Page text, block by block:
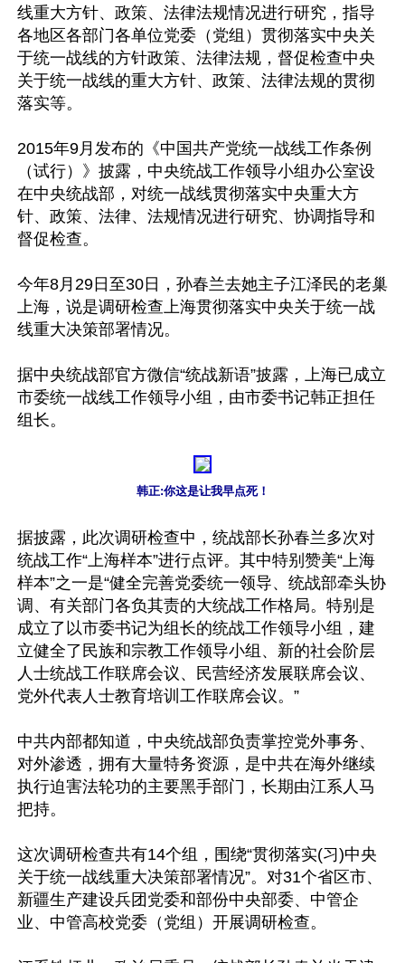
线重大方针、政策、法律法规情况进行研究，指导
各地区各部门各单位党委（党组）贯彻落实中央关
于统一战线的方针政策、法律法规，督促检查中央
关于统一战线的重大方针、政策、法律法规的贯彻
落实等。
2015年9月发布的《中国共产党统一战线工作条例
（试行）》披露，中央统战工作领导小组办公室设
在中央统战部，对统一战线贯彻落实中央重大方
针、政策、法律、法规情况进行研究、协调指导和
督促检查。
今年8月29日至30日，孙春兰去她主子江泽民的老巢
上海，说是调研检查上海贯彻落实中央关于统一战
线重大决策部署情况。
据中央统战部官方微信“统战新语”披露，上海已成立
市委统一战线工作领导小组，由市委书记韩正担任
组长。
韩正:你这是让我早点死！
据披露，此次调研检查中，统战部长孙春兰多次对
统战工作“上海样本”进行点评。其中特别赞美“上海
样本”之一是“健全完善党委统一领导、统战部牵头协
调、有关部门各负其责的大统战工作格局。特别是
成立了以市委书记为组长的统战工作领导小组，建
立健全了民族和宗教工作领导小组、新的社会阶层
人士统战工作联席会议、民营经济发展联席会议、
党外代表人士教育培训工作联席会议。”
中共内部都知道，中央统战部负责掌控党外事务、
对外渗透，拥有大量特务资源，是中共在海外继续
执行迫害法轮功的主要黑手部门，长期由江系人马
把持。
这次调研检查共有14个组，围绕“贯彻落实(习)中央
关于统一战线重大决策部署情况”。对31个省区市、
新疆生产建设兵团党委和部份中央部委、中管企
业、中管高校党委（党组）开展调研检查。